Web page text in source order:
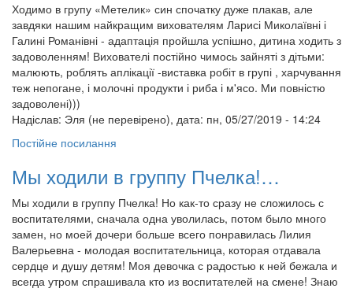
Ходимо в групу «Метелик» син спочатку дуже плакав, але
завдяки нашим найкращим вихователям Ларисі Миколаївні і
Галині Романівні - адаптація пройшла успішно, дитина ходить з
задоволенням! Вихователі постійно чимось зайняті з дітьми:
малюють, роблять аплікації -виставка робіт в групі , харчування
теж непогане, і молочні продукти і риба і м'ясо. Ми повністю
задоволені)))
Надіслав: Эля (не перевірено), дата: пн, 05/27/2019 - 14:24
Постійне посилання
Мы ходили в группу Пчелка!…
Мы ходили в группу Пчелка! Но как-то сразу не сложилось с
воспитателями, сначала одна уволилась, потом было много
замен, но моей дочери больше всего понравилась Лилия
Валерьевна - молодая воспитательница, которая отдавала
сердце и душу детям! Моя девочка с радостью к ней бежала и
всегда утром спрашивала кто из воспитателей на смене! Знаю